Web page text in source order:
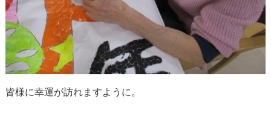
皆様に幸運が訪れますように。